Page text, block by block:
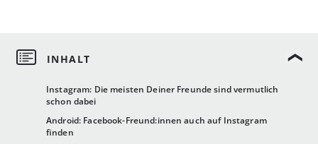
Instagram: Die meisten Deiner Freunde sind vermutlich
schon dabei
Android: Facebook-Freund:innen auch auf Instagram
finden